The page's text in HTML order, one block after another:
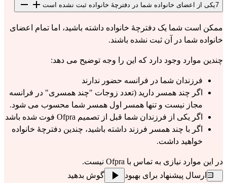
7یکی از اعضای خانواده شما در دفترچهٔ خانواده ثبت نشده است
ممکن است شما یک دفترچهٔ خانواده داشته باشید، اما تمام اعضای
خانواده شما در آن ثبت نشده باشند.
چندین موارد وجود دارد که این را وجه توضیح می دهد:
فرزندان شما در فرانسه حضور ندارند
اگر چند همسر دارید (تعدد زوجات "چند همسری" در فرانسه
مجاز نیست و تنها همسر اول همسر شما محسوب می شود.
اگر یکی از فرزندان شما قبل از تصمیم Ofpra فوت شده باشد
اگر با چند همسر فرزند داشته باشید، چندین دفترچهٔ خانواده
خواهید داشت.
در این موارد نیازی به تماس با Ofpra نیست.
ارسال پیشنهاد برای بهبود
گوش بدهید